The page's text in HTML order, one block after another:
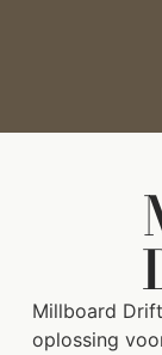
Millboard
oplossing